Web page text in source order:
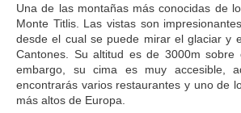
Una de las montañas más conocidas de
Monte Titlis. Las vistas son
desde el cual se puede mirar el glaciar y
Cantones. Su altitud es de 3000m sobre
embargo, su cima es muy accesible,
encontrarás varios restaurantes y uno de
más altos de Europa.